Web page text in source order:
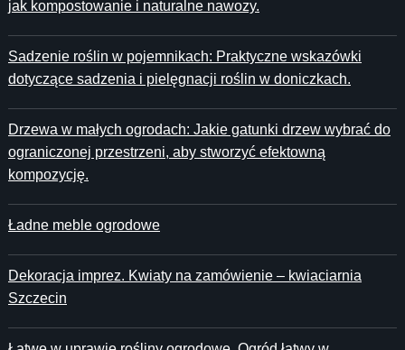
jak kompostowanie i naturalne nawozy.
Sadzenie roślin w pojemnikach: Praktyczne wskazówki
dotyczące sadzenia i pielęgnacji roślin w doniczkach.
Drzewa w małych ogrodach: Jakie gatunki drzew wybrać do
ograniczonej przestrzeni, aby stworzyć efektowną
kompozycję.
Ładne meble ogrodowe
Dekoracja imprez. Kwiaty na zamówienie – kwiaciarnia
Szczecin